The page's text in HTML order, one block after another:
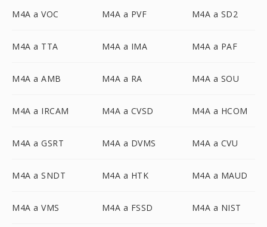
M4A a VOC M4A a PVF M4A a SD2
M4A a TTA M4A a IMA M4A a PAF
M4A a AMB M4A a RA M4A a SOU
M4A a IRCAM M4A a CVSD M4A a HCOM
M4A a GSRT M4A a DVMS M4A a CVU
M4A a SNDT M4A a HTK M4A a MAUD
M4A a VMS M4A a FSSD M4A a NIST